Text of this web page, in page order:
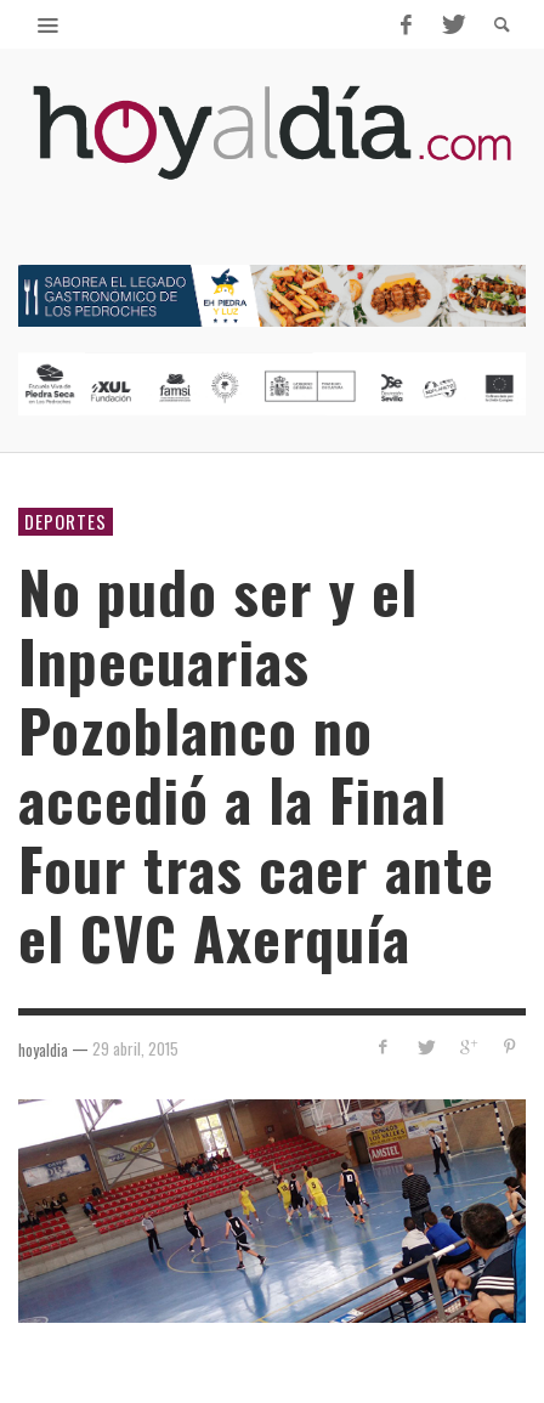
DEPORTES
No pudo ser y el
Inpecuarias
Pozoblanco no
accedió a la Final
Four tras caer ante
el CVC Axerquía
hoyaldia — 29 abril, 2015